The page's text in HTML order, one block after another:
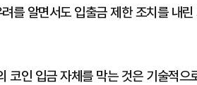
를 알면서도 입출금 제한 조치를 내
코인 입금 자체를 막는 것은 기술적